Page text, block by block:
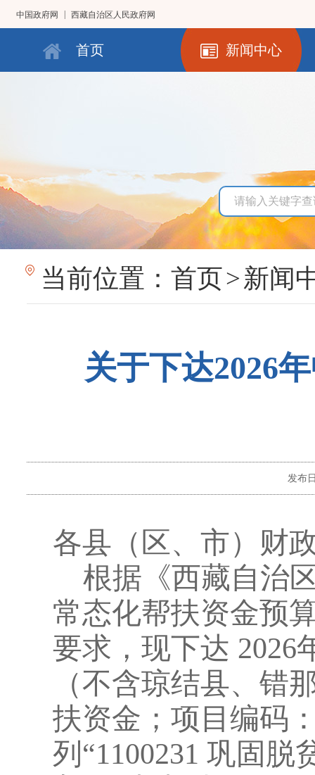
中国政府网 西藏自治区人民政府网
首页 新闻中心
当前位置： 首页>新闻
关于下达2026
发布
各县（区、市）财
根据《西藏自治
常态化帮扶资金预
要求 ， 现下达 2026
（不含琼结县、错
扶资金 ；项目编码
列 “1100231 巩固